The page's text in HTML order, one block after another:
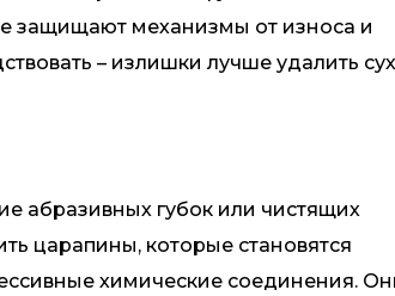
защищают механизмы от износа и
– излишки лучше удалить
абразивных губок или чистящих
царапины, которые становятся
химические соединения.